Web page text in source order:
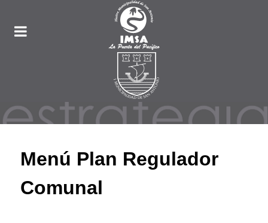
Menú Plan Regulador
Comunal